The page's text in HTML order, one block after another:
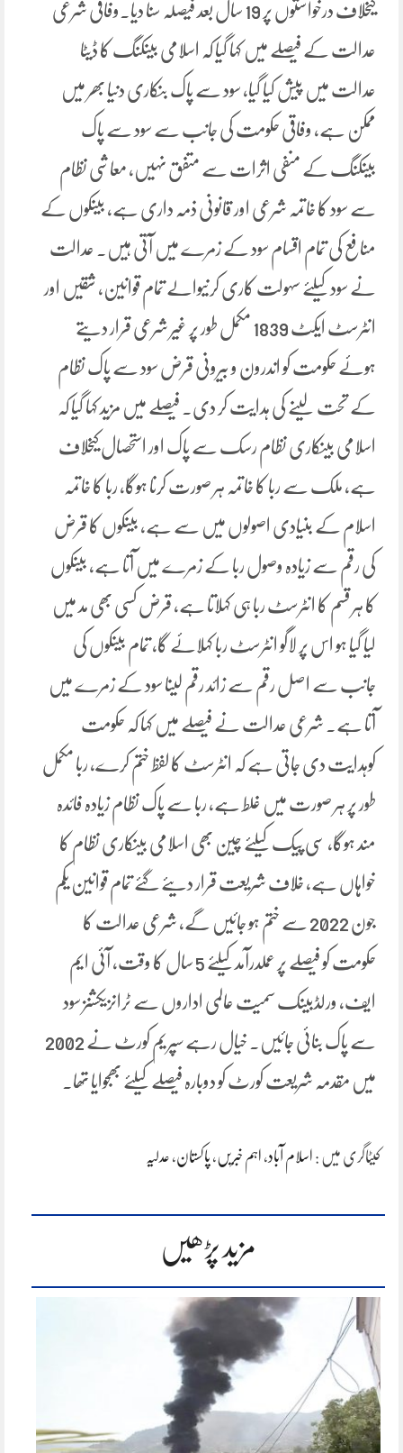
کیخلاف درخواستوں پر 19 سال بعد فیصلہ سنا دیا۔وفاقی شرعی
عدالت کے فیصلے میں کہا گیا کہ اسلامی بینکنگ کا ڈیٹا
عدالت میں پیش کیا گیا، سود سے پاک بنکاری دنیا بھر میں
ممکن ہے، وفاقی حکومت کی جانب سے سود سے پاک
بینکنگ کے منفی اثرات سے متفق نہیں، معاشی نظام
سے سود کا خاتمہ شرعی اور قانونی ذمہ داری ہے، بینکوں کے
منافع کی تمام اقسام سود کے زمرے میں آتی ہیں۔ عدالت
نے سود کیلئے سہولت کاری کرنیوالے تمام قوانین، شقیں اور
انٹرسٹ ایکٹ 1839 مکمل طور پر غیر شرعی قرار دیتے
ہوئے حکومت کو اندرون و بیرونی قرض سود سے پاک نظام
کے تحت لینے کی ہدایت کر دی۔ فیصلے میں مزید کہا گیا کہ
اسلامی بینکاری نظام رسک سے پاک اور استحصال کیخلاف
ہے، ملک سے ربا کا خاتمہ ہر صورت کرنا ہوگا، ربا کا خاتمہ
اسلام کے بنیادی اصولوں میں سے ہے، بینکوں کا قرض
کی رقم سے زیادہ وصول ربا کے زمرے میں آتا ہے، بینکوں
کا ہر قسم کا انٹرسٹ ربا ہی کہلاتا ہے، قرض کسی بھی مد میں
لیا گیا ہو اس پر لاگو انٹرسٹ ربا کہلائے گا، تمام بینکوں کی
جانب سے اصل رقم سے زائد رقم لینا سود کے زمرے میں
آتا ہے۔ شرعی عدالت نے فیصلے میں کہا کہ حکومت
کوہدایت دی جاتی ہے کہ انٹرسٹ کا لفظ ختم کرے، ربا مکمل
طور پر ہر صورت میں غلط ہے، ربا سے پاک نظام زیادہ فائدہ
مند ہوگا، سی پیک کیلئے چین بھی اسلامی بینکاری نظام کا
خواہاں ہے، خلاف شریعت قرار دیئے گئے تمام قوانین یکم
جون 2022 سے ختم ہو جائیں گے، شرعی عدالت کا
حکومت کو فیصلے پر عملدرآمد کیلئے 5 سال کا وقت، آئی ایم
ایف، ورلڈبینک سمیت عالمی اداروں سے ٹرانزیکشنز سود
سے پاک بنائی جائیں۔ خیال رہے سپریم کورٹ نے 2002
میں مقدمہ شریعت کورٹ کو دوبارہ فیصلے کیلئے بھجوایا تھا۔
کیٹاگری میں : اسلام آباد، اہم خبریں، پاکستان، عدلیہ
مزید پڑھیں